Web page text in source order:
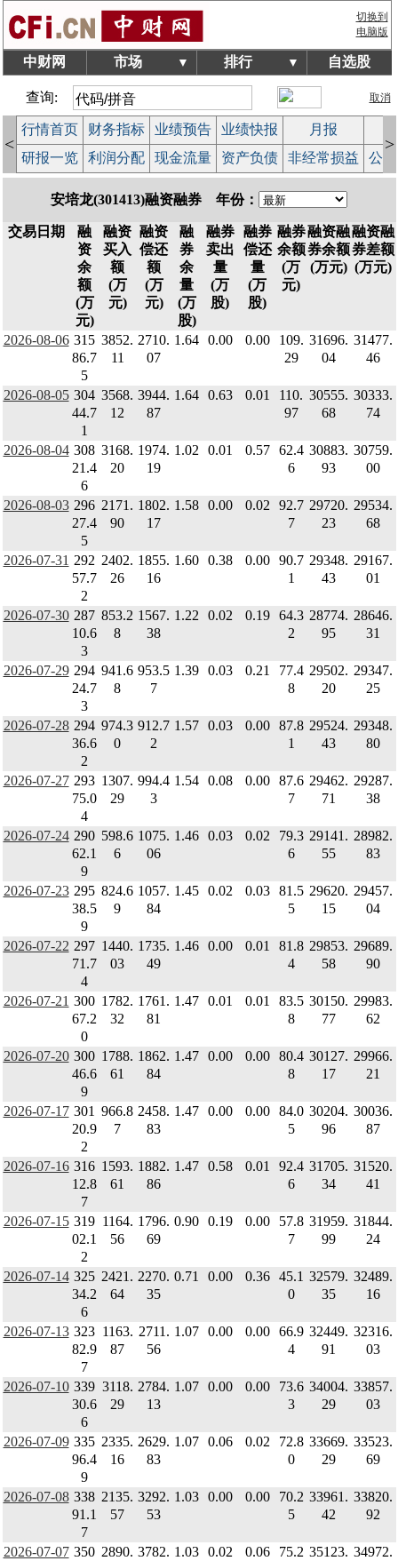
切换到
电脑版
中财网 市场 ▼ 排行 ▼ 自选股
查询: 取消
<
行情首页 财务指标 业绩预告 业绩快报 月报
研报一览
利润分配 现金流量 资产负债 非经常损益 公
>
安培龙(301413)融资融券 年份：
交易日期
融
资
余
额
(万
元)
融资
买入
额
(万
元)
融资
偿还
额
(万
元)
融
券
余
量
(万
股)
融券
卖出
量
(万
股)
融券
偿还
量
(万
股)
融券
余额
(万
元)
融资融
券余额
(万元)
融资融
券差额
(万元)
2026-08-06 315
86.7
5
3852.
11
2710.
07
1.64 0.00 0.00
109.
29
31696.
04
31477.
46
2026-08-05 304
44.7
1
3568.
12
3944.
87
1.64 0.63 0.01
110.
97
30555.
68
30333.
74
2026-08-04 308
21.4
6
3168.
20
1974.
19
1.02 0.01 0.57
62.4
6
30883.
93
30759.
00
2026-08-03 296
27.4
5
2171.
90
1802.
17
1.58 0.00 0.02
92.7
7
29720.
23
29534.
68
2026-07-31 292
57.7
2
2402.
26
1855.
16
1.60 0.38 0.00
90.7
1
29348.
43
29167.
01
2026-07-30 287
10.6
3
853.2
8
1567.
38
1.22 0.02 0.19
64.3
2
28774.
95
28646.
31
2026-07-29 294
24.7
3
941.6
8
953.5
7
1.39 0.03 0.21
77.4
8
29502.
20
29347.
25
2026-07-28 294
36.6
2
974.3
0
912.7
2
1.57 0.03 0.00
87.8
1
29524.
43
29348.
80
2026-07-27 293
75.0
4
1307.
29
994.4
3
1.54 0.08 0.00
87.6
7
29462.
71
29287.
38
2026-07-24 290
62.1
9
598.6
6
1075.
06
1.46 0.03 0.02
79.3
6
29141.
55
28982.
83
2026-07-23 295
38.5
9
824.6
9
1057.
84
1.45 0.02 0.03
81.5
5
29620.
15
29457.
04
2026-07-22 297
71.7
4
1440.
03
1735.
49
1.46 0.00 0.01
81.8
4
29853.
58
29689.
90
2026-07-21 300
67.2
0
1782.
32
1761.
81
1.47 0.01 0.01
83.5
8
30150.
77
29983.
62
2026-07-20 300
46.6
9
1788.
61
1862.
84
1.47 0.00 0.00
80.4
8
30127.
17
29966.
21
2026-07-17 301
20.9
2
966.8
7
2458.
83
1.47 0.00 0.00
84.0
5
30204.
96
30036.
87
2026-07-16 316
12.8
7
1593.
61
1882.
86
1.47 0.58 0.01
92.4
6
31705.
34
31520.
41
2026-07-15 319
02.1
2
1164.
56
1796.
69
0.90 0.19 0.00
57.8
7
31959.
99
31844.
24
2026-07-14 325
34.2
6
2421.
64
2270.
35
0.71 0.00 0.36
45.1
0
32579.
35
32489.
16
2026-07-13 323
82.9
7
1163.
87
2711.
56
1.07 0.00 0.00
66.9
4
32449.
91
32316.
03
2026-07-10 339
30.6
6
3118.
29
2784.
13
1.07 0.00 0.00
73.6
3
34004.
29
33857.
03
2026-07-09 335
96.4
9
2335.
16
2629.
83
1.07 0.06 0.02
72.8
0
33669.
29
33523.
69
2026-07-08 338
91.1
7
2135.
57
3292.
53
1.03 0.00 0.00
70.2
5
33961.
42
33820.
92
2026-07-07 350 2890. 3782. 1.03 0.02 0.06
75.2 35123. 34972.